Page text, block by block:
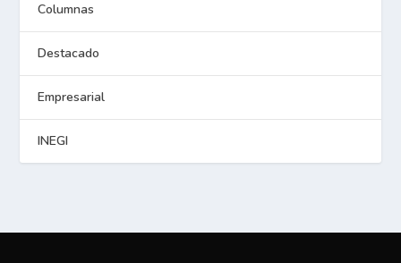
Columnas
Destacado
Empresarial
INEGI